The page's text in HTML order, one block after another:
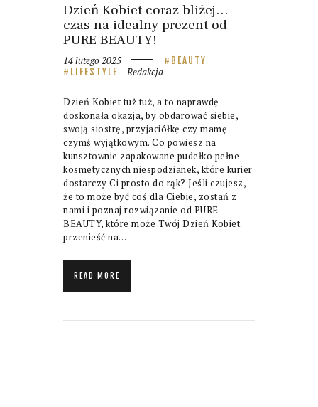
Dzień Kobiet coraz bliżej…
czas na idealny prezent od
PURE BEAUTY!
14 lutego 2025
BEAUTY
LIFESTYLE
Redakcja
Dzień Kobiet tuż tuż, a to naprawdę
doskonała okazja, by obdarować siebie,
swoją siostrę, przyjaciółkę czy mamę
czymś wyjątkowym. Co powiesz na
kunsztownie zapakowane pudełko pełne
kosmetycznych niespodzianek, które kurier
dostarczy Ci prosto do rąk? Jeśli czujesz,
że to może być coś dla Ciebie, zostań z
nami i poznaj rozwiązanie od PURE
BEAUTY, które może Twój Dzień Kobiet
przenieść na…
READ MORE